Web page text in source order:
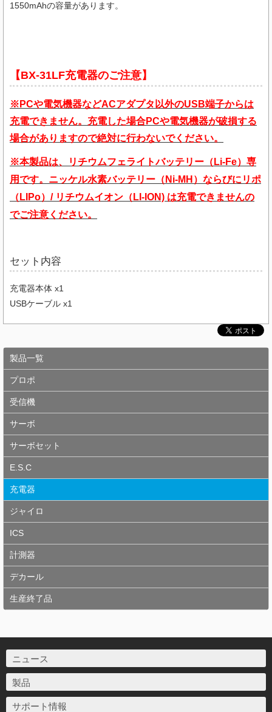
1550mAhの容量があります。
【BX-31LF充電器のご注意】
※PCや電気機器などACアダプタ以外のUSB端子からは
充電できません。充電した場合PCや電気機器が破損する
場合がありますので絶対に行わないでください。
※本製品は、リチウムフェライトバッテリー（Li-Fe）専
用です。ニッケル水素バッテリー（Ni-MH）ならびにリポ
（LIPo）/ リチウムイオン（LI-ION) は充電できませんの
でご注意ください。
セット内容
充電器本体 x1
USBケーブル x1
製品一覧
プロポ
受信機
サーボ
サーボセット
E.S.C
充電器
ジャイロ
ICS
計測器
デカール
生産終了品
ニュース
製品
サポート情報